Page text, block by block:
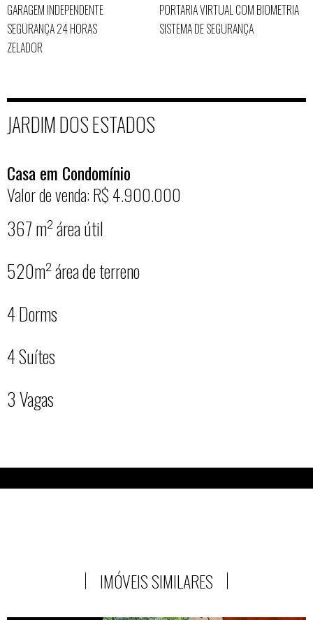
GARAGEM INDEPENDENTE
PORTARIA VIRTUAL COM BIOMETRIA
SEGURANÇA 24 HORAS
SISTEMA DE SEGURANÇA
ZELADOR
JARDIM DOS ESTADOS
Casa em Condomínio
Valor de venda: R$ 4.900.000
367 m² área útil
520m² área de terreno
4 Dorms
4 Suítes
3 Vagas
IMÓVEIS SIMILARES